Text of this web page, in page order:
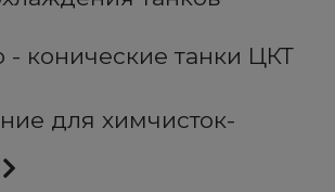
конические танки ЦКТ
для химчисток-